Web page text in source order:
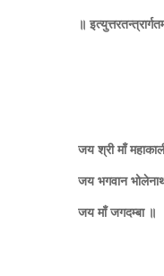
॥
जय श्री माँ
जय भगवान
जय माँ जगदम्बा ॥